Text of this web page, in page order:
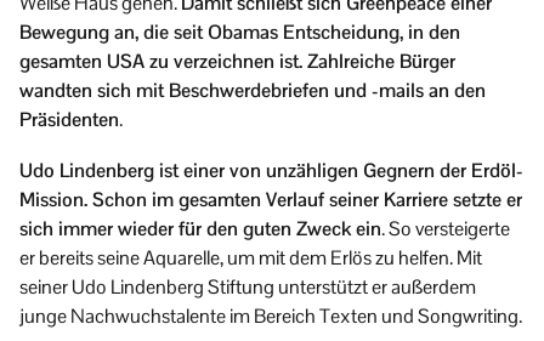
Bewegung an, die seit Obamas Entscheidung, in den
gesamten USA zu verzeichnen ist. Zahlreiche Bürger
wandten sich mit Beschwerdebriefen und -mails an den
Präsidenten.
Udo Lindenberg ist einer von unzähligen Gegnern der Erdöl-
Mission. Schon im gesamten Verlauf seiner Karriere setzte er
sich immer wieder für den guten Zweck ein. So versteigerte
er bereits seine Aquarelle, um mit dem Erlös zu helfen. Mit
seiner Udo Lindenberg Stiftung unterstützt er außerdem
junge Nachwuchstalente im Bereich Texten und Songwriting.